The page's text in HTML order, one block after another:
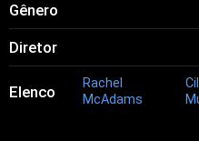
Gênero
Diretor
Elenco
Rachel
McAdams